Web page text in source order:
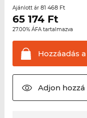
Ajánlott ár 81 468 Ft
65 174Ft
27.00% ÁFA tartalmazva
Hozzáadás a
Adjon hozzá